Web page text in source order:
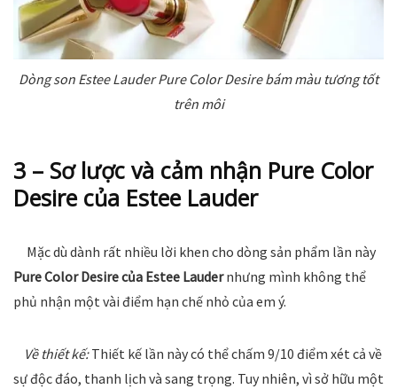
Dòng son Estee Lauder Pure Color Desire bám màu tương tốt
trên môi
3 – Sơ lược và cảm nhận Pure Color
Desire của Estee Lauder
Mặc dù dành rất nhiều lời khen cho dòng sản phẩm lần này
Pure Color Desire của Estee Laudernhưng mình không thể
phủ nhận một vài điểm hạn chế nhỏ của em ý.
Về thiết kế:Thiết kế lần này có thể chấm 9/10 điểm xét cả về
sự độc đáo, thanh lịch và sang trọng. Tuy nhiên, vì sở hữu một